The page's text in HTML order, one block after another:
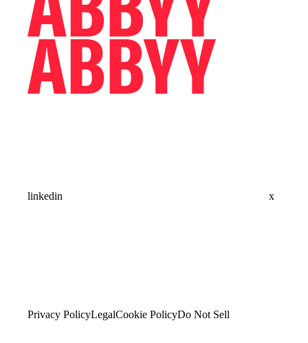
linkedin x
Privacy PolicyLegalCookie PolicyDo Not Sell